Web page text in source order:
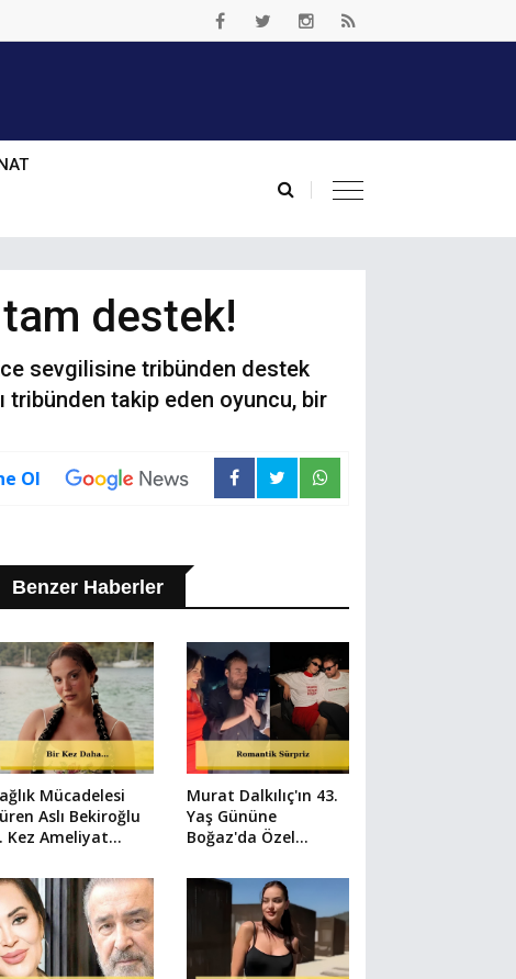
destek!
sevgilisine tribünden destek
tribünden takip eden oyuncu, bir
Ol
Benzer Haberler
Mücadelesi
Aslı Bekiroğlu
Kez Ameliyat
Murat Dalkılıç'ın 43.
Yaş Gününe
Boğaz'da Özel